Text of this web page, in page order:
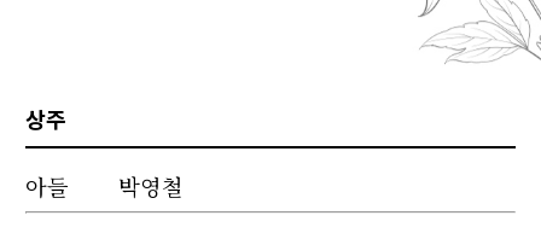
상주
아들 박영철